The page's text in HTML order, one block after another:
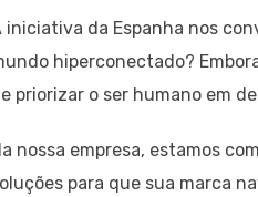
iniciativa da Espanha nos
hiperconectado?
priorizar o ser humano em
nossa empresa, estamos
para que sua marca